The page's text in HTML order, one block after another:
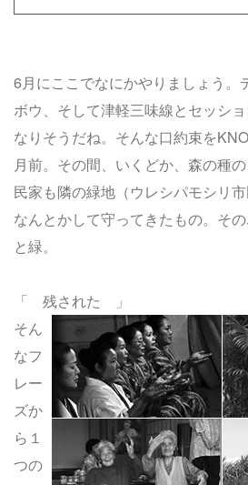
6月にここでなにかやりましょう。
ボウ、そして津軽三味線とセッシ
なりそうだね。そんな口約束を
月前。その間、いくどか、森の種
民家も隣の緑地（ウレシパモシリ
なんとかして守ってきたもの。そ
と緑。
「 残された 」
そん
なフ
レー
ズか
ら１
つの